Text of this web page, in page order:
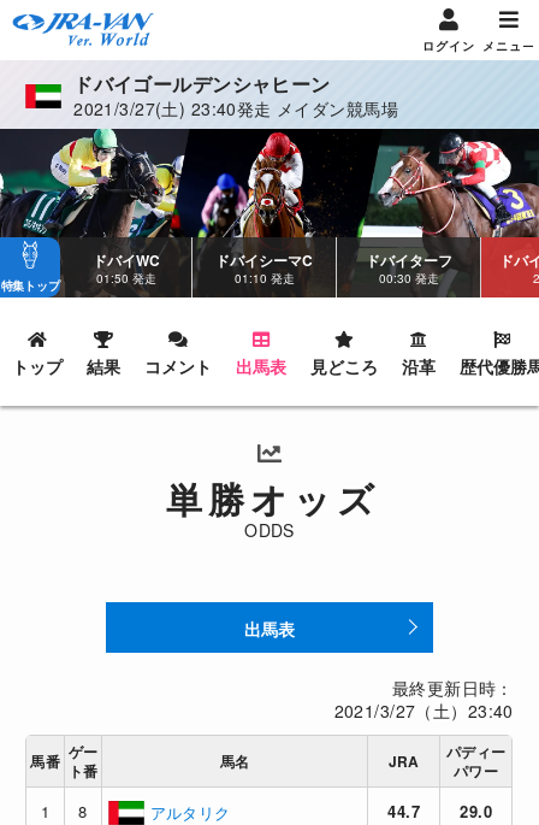
ログイン メニュー
ドバイゴールデンシャヒーン
2021/3/27(土) 23:40発走 メイダン競馬場
特集トップ
ドバイWC
01:50 発走
ドバイシーマC
01:10 発走
ドバイターフ
00:30 発走
ドバ
トップ 結果 コメント 出馬表 見どころ 沿革 歴代優勝
単勝オッズ
ODDS
出馬表
最終更新日時：
2021/3/27（土）23:40
馬番 ゲー
ト番
馬名 JRA
パディー
パワー
1 8 アルタリク 44.7 29.0